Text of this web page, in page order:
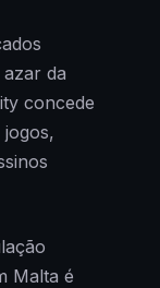
da
concede
jogos,
Malta é